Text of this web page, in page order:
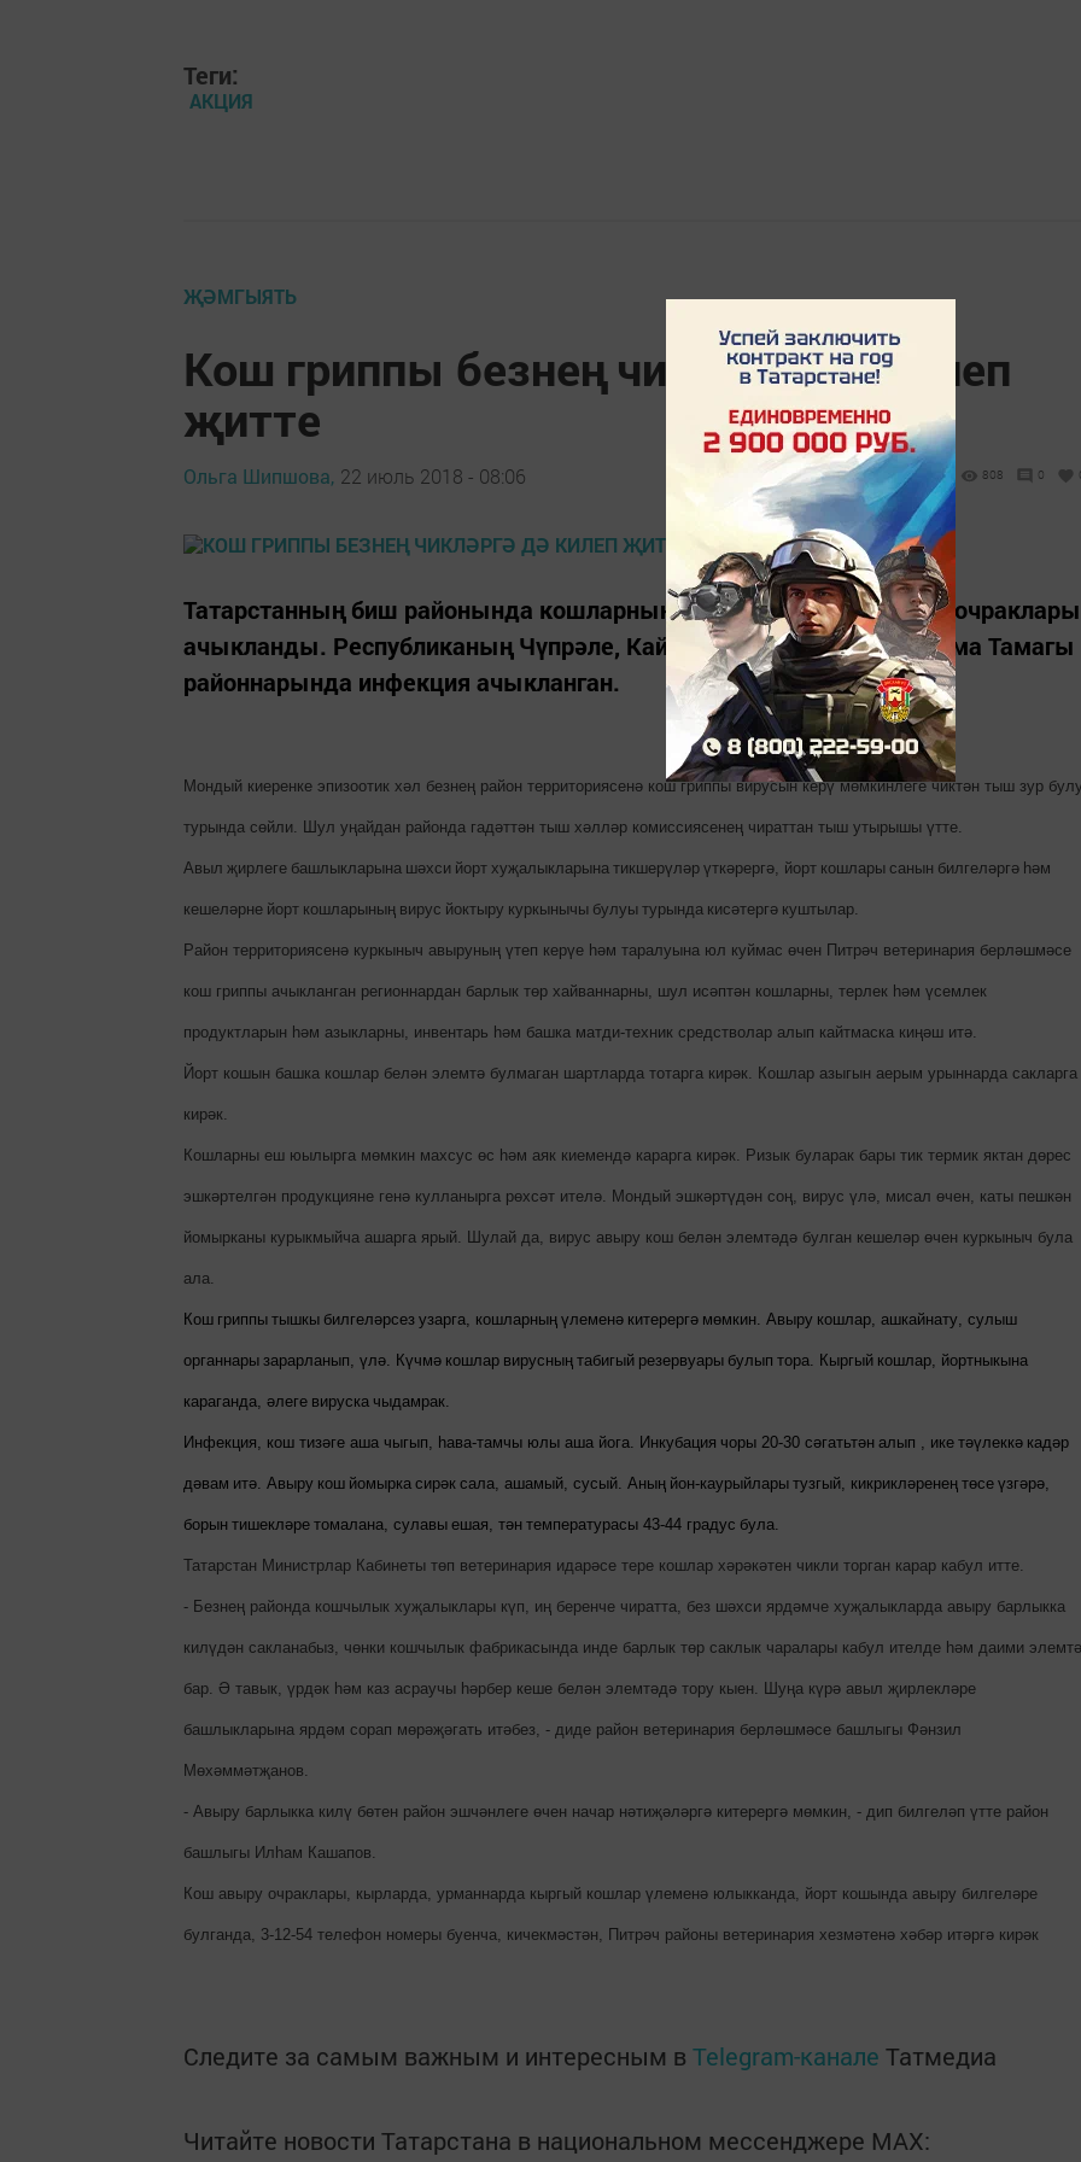
Теги:
АКЦИЯ
ҖӘМГЫЯТЬ
Кош гриппы безнең чикләргә дә килеп
җитте
Ольга Шипшова, 22 июль 2018 - 08:06 808 0
Татарстанның биш районында кошларның куркыныч чир йоктыру очраклары
ачыкланды. Республиканың Чүпрәле, Кайбыч, Тәтеш, Апас һәм Кама Тамагы
районнарында инфекция ачыкланган.
Мондый киеренке эпизоотик хәл безнең район территориясенә кош гриппы вирусын керү мөмкинлеге чиктән тыш зур
турында сөйли. Шул уңайдан районда гадәттән тыш хәлләр комиссиясенең чираттан тыш утырышы үтте.
Авыл җирлеге башлыкларына шәхси йорт хуҗалыкларына тикшерүләр үткәрергә, йорт кошлары санын билгеләргә һәм
кешеләрне йорт кошларының вирус йоктыру куркынычы булуы турында кисәтергә куштылар.
Район территориясенә куркыныч авыруның үтеп керүе һәм таралуына юл куймас өчен Питрәч ветеринария берләшмәсе
кош гриппы ачыкланган регионнардан барлык төр хайваннарны, шул исәптән кошларны, терлек һәм үсемлек
продуктларын һәм азыкларны, инвентарь һәм башка матди-техник средстволар алып кайтмаска киңәш итә.
Йорт кошын башка кошлар белән элемтә булмаган шартларда тотарга кирәк. Кошлар азыгын аерым урыннарда сакларга
кирәк.
Кошларны еш юылырга мөмкин махсус өс һәм аяк киемендә карарга кирәк. Ризык буларак бары тик термик яктан дөрес
эшкәртелгән продукцияне генә кулланырга рөхсәт ителә. Мондый эшкәртүдән соң, вирус үлә, мисал өчен, каты пешкән
йомырканы курыкмыйча ашарга ярый. Шулай да, вирус авыру кош белән элемтәдә булган кешеләр өчен куркыныч була
ала.
Кош гриппы тышкы билгеләрсез узарга, кошларның үлеменә китерергә мөмкин. Авыру кошлар, ашкайнату, сулыш
органнары зарарланып, үлә. Күчмә кошлар вирусның табигый резервуары булып тора. Кыргый кошлар, йортныкына
караганда, әлеге вируска чыдамрак.
Инфекция, кош тизәге аша чыгып, һава-тамчы юлы аша йога. Инкубация чоры 20-30 сәгатьтән алып , ике тәүлеккә кадәр
дәвам итә. Авыру кош йомырка сирәк сала, ашамый, сусый. Аның йон-каурыйлары тузгый, кикрикләренең төсе үзгәрә,
борын тишекләре томалана, сулавы ешая, тән температурасы 43-44 градус була.
Татарстан Министрлар Кабинеты төп ветеринария идарәсе тере кошлар хәрәкәтен чикли торган карар кабул итте.
- Безнең районда кошчылык хуҗалыклары күп, иң беренче чиратта, без шәхси ярдәмче хуҗалыкларда авыру барлыкка
килүдән сакланабыз, чөнки кошчылык фабрикасында инде барлык төр саклык чаралары кабул ителде һәм даими элемтә
бар. Ә тавык, үрдәк һәм каз асраучы һәрбер кеше белән элемтәдә тору кыен. Шуңа күрә авыл җирлекләре
башлыкларына ярдәм сорап мөрәҗәгать итәбез, - диде район ветеринария берләшмәсе башлыгы Фәнзил
Мөхәммәтҗанов.
- Авыру барлыкка килү бөтен район эшчәнлеге өчен начар нәтиҗәләргә китерергә мөмкин, - дип билгеләп үтте район
башлыгы Илһам Кашапов.
Кош авыру очраклары, кырларда, урманнарда кыргый кошлар үлеменә юлыкканда, йорт кошында авыру билгеләре
булганда, 3-12-54 телефон номеры буенча, кичекмәстән, Питрәч районы ветеринария хезмәтенә хәбәр итәргә кирәк
Следите за самым важным и интересным в Telegram-канале Татмедиа
Читайте новости Татарстана в национальном мессенджере MАХ: